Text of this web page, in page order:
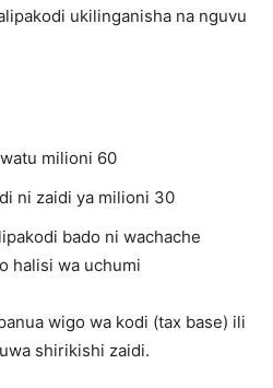
ukilinganisha na nguvu
milioni 60
ni zaidi ya milioni 30
bado ni wachache
halisi wa uchumi
wigo wa kodi (tax base) ili
shirikishi zaidi.